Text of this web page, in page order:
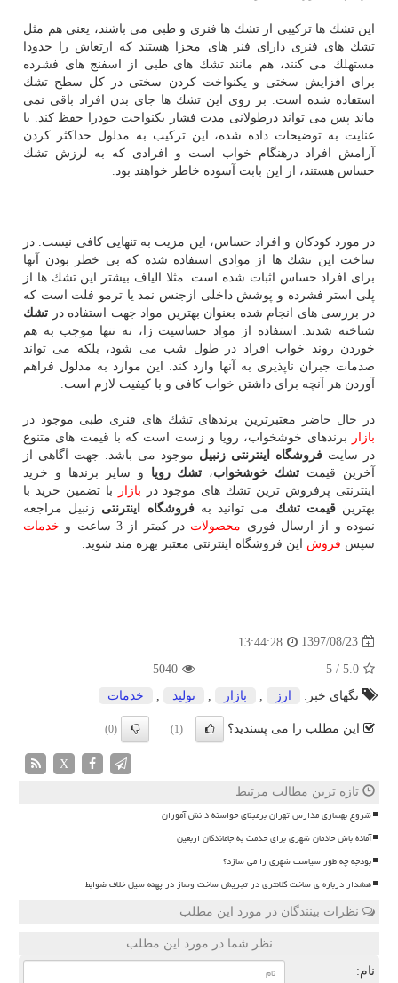
این تشك ها تركیبی از تشك ها فنری و طبی می باشند، یعنی هم مثل
تشك های فنری دارای فنر های مجزا هستند كه ارتعاش را حدودا
مستهلك می كنند، هم مانند تشك های طبی از اسفنج های فشرده
برای افزایش سختی و یكنواخت كردن سختی در كل سطح تشك
استفاده شده است. بر روی این تشك ها جای بدن افراد باقی نمی
ماند پس می تواند درطولانی مدت فشار یكنواخت خودرا حفظ كند. با
عنایت به توضیحات داده شده، این تركیب به مدلول حداكثر كردن
آرامش افراد درهنگام خواب است و افرادی كه به لرزش تشك
حساس هستند، از این بابت آسوده خاطر خواهند بود.
در مورد كودكان و افراد حساس، این مزیت به تنهایی كافی نیست. در
ساخت این تشك ها از موادی استفاده شده كه بی خطر بودن آنها
برای افراد حساس اثبات شده است. مثلا الیاف بیشتر این تشك ها از
پلی استر فشرده و پوشش داخلی ازجنس نمد یا ترمو فلت است كه
در بررسی های انجام شده بعنوان بهترین مواد جهت استفاده در تشك
شناخته شدند. استفاده از مواد حساسیت زا، نه تنها موجب به هم
خوردن روند خواب افراد در طول شب می شود، بلكه می تواند
صدمات جبران ناپذیری به آنها وارد كند. این موارد به مدلول فراهم
آوردن هر آنچه برای داشتن خواب كافی و با كیفیت لازم است.
در حال حاضر معتبرترین برندهای تشك های فنری طبی موجود در
بازار
برندهای خوشخواب، رویا و زست است كه با قیمت های متنوع
در سایت فروشگاه اینترنتی زنبیل موجود می باشد. جهت آگاهی از
آخرین قیمت تشك خوشخواب، تشك رویا و سایر برندها و خرید
اینترنتی پرفروش ترین تشك های موجود در بازار
با تضمین خرید با
بهترینقیمت تشك می توانید بهفروشگاه اینترنتی زنبیل مراجعه
نموده و از ارسال فوری محصولات در كمتر از 3 ساعت و
خدمات
سپس فروش این فروشگاه اینترنتی معتبر بهره مند شوید.
1397/08/23
13:44:28
5.0
/
5
5040
تگهای خبر:
ارز بازار تولید خدمات
این مطلب را می پسندید؟ (1)
(0)
X
تازه ترین مطالب مرتبط
شروع بهسازی مدارس تهران برمبنای خواسته دانش آموزان
آماده باش خادمان شهری برای خدمت به جاماندگان اربعین
بودجه چه طور سیاست شهری را می سازد؟
هشدار درباره ی ساخت کلانتری در تجریش ساخت وساز در پهنه سیل خلاف ضوابط
نظرات بینندگان در مورد این مطلب
نظر شما در مورد این مطلب
نام: